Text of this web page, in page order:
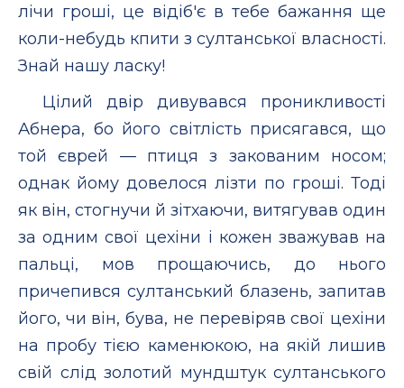
лічи гроші, це відіб'є в тебе бажання ще
коли-небудь кпити з султанської власності.
Знай нашу ласку!
Цілий двір дивувався проникливості
Абнера, бо його світлість присягався, що
той єврей — птиця з закованим носом;
однак йому довелося лізти по гроші. Тоді
як він, стогнучи й зітхаючи, витягував один
за одним свої цехіни і кожен зважував на
пальці, мов прощаючись, до нього
причепився султанський блазень, запитав
його, чи він, бува, не перевіряв свої цехіни
на пробу тією каменюкою, на якій лишив
свій слід золотий мундштук султанського